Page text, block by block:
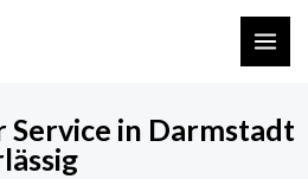
Service in Darmstadt